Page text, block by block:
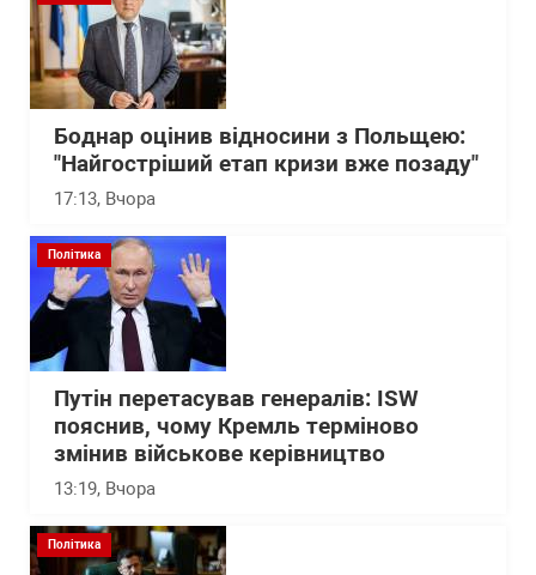
Боднар оцінив відносини з Польщею:
"Найгостріший етап кризи вже позаду"
17:13, Вчора
Політика
Путін перетасував генералів: ISW
пояснив, чому Кремль терміново
змінив військове керівництво
13:19, Вчора
Політика